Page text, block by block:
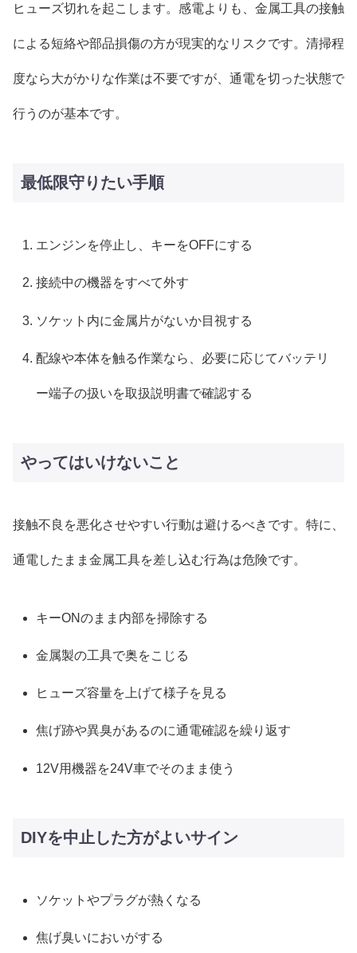
ヒューズ切れを起こします。感電よりも、金属工具の接触
による短絡や部品損傷の方が現実的なリスクです。清掃程
度なら大がかりな作業は不要ですが、通電を切った状態で
行うのが基本です。
最低限守りたい手順
エンジンを停止し、キーをOFFにする
接続中の機器をすべて外す
ソケット内に金属片がないか目視する
配線や本体を触る作業なら、必要に応じてバッテリ
ー端子の扱いを取扱説明書で確認する
やってはいけないこと
接触不良を悪化させやすい行動は避けるべきです。特に、
通電したまま金属工具を差し込む行為は危険です。
キーONのまま内部を掃除する
金属製の工具で奥をこじる
ヒューズ容量を上げて様子を見る
焦げ跡や異臭があるのに通電確認を繰り返す
12V用機器を24V車でそのまま使う
DIYを中止した方がよいサイン
ソケットやプラグが熱くなる
焦げ臭いにおいがする